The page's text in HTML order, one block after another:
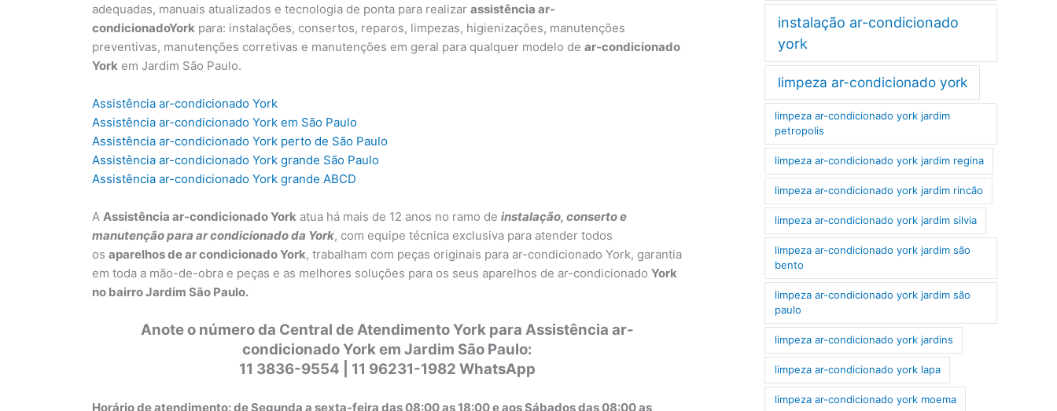
adequadas, manuais atualizados e tecnologia de ponta para realizar assistência ar-
condicionadoYork para: instalações, consertos, reparos, limpezas, higienizações, manutenções
preventivas, manutenções corretivas e manutenções em geral para qualquer modelo de ar-condicionado
York em Jardim São Paulo.
Assistência ar-condicionado York
Assistência ar-condicionado York em São Paulo
Assistência ar-condicionado York perto de São Paulo
Assistência ar-condicionado York grande São Paulo
Assistência ar-condicionado York grande ABCD
A Assistência ar-condicionado York atua há mais de 12 anos no ramo de instalação, conserto e
manutenção para ar condicionado da York, com equipe técnica exclusiva para atender todos
os aparelhos de ar condicionado York, trabalham com peças originais para ar-condicionado York, garantia
em toda a mão-de-obra e peças e as melhores soluções para os seus aparelhos de ar-condicionado York
no bairro Jardim São Paulo.
Anote o número da Central de Atendimento York para Assistência ar-
condicionado York em Jardim São Paulo:
11 3836-9554 | 11 96231-1982 WhatsApp
Horário de atendimento: de Segunda a sexta-feira das 08:00 as 18:00 e aos Sábados das 08:00 as
instalação ar-condicionado
york
limpeza ar-condicionado york
limpeza ar-condicionado york jardim
petropolis
limpeza ar-condicionado york jardim regina
limpeza ar-condicionado york jardim rincão
limpeza ar-condicionado york jardim silvia
limpeza ar-condicionado york jardim são
bento
limpeza ar-condicionado york jardim são
paulo
limpeza ar-condicionado york jardins
limpeza ar-condicionado york lapa
limpeza ar-condicionado york moema